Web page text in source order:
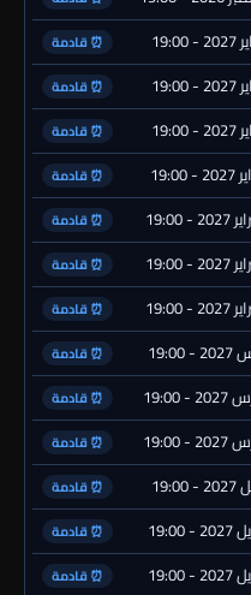
⏰ قادمة
⏰ قادمة
⏰ قادمة
⏰ قادمة
⏰ قادمة
⏰ قادمة
⏰ قادمة
⏰ قادمة
⏰ قادمة
⏰ قادمة
⏰ قادمة
⏰ قادمة
⏰ قادمة